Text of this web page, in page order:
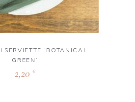
‘BOTANICAL
GREEN‘
2,20 €